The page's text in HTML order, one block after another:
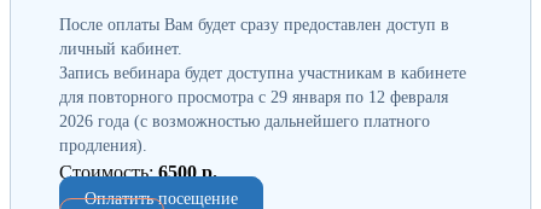
После оплаты Вам будет сразу предоставлен доступ в
личный кабинет.
Запись вебинара будет доступна участникам в кабинете
для повторного просмотра с 29 января по 12 февраля
2026 года (с возможностью дальнейшего платного
продления).
Стоимость: 6500 р.
Оплатить посещение